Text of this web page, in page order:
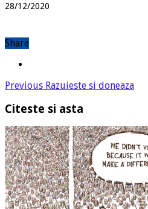
28/12/2020
Share
Previous Razuieste si doneaza
Citeste si asta